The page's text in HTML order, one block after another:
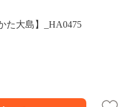
た大島】_HA0475